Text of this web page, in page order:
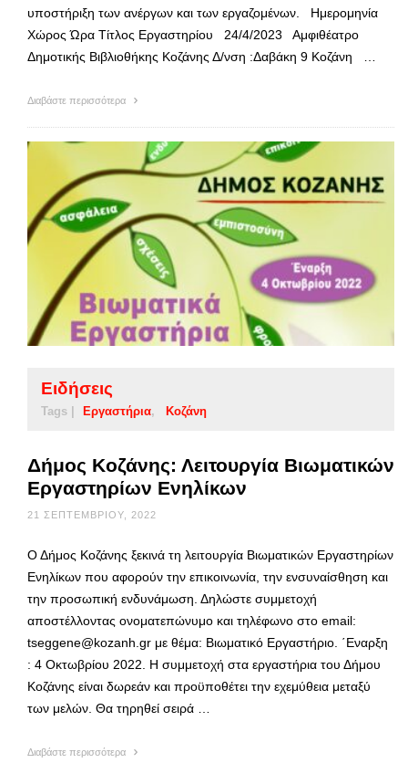
υποστήριξη των ανέργων και των εργαζομένων. Ημερομηνία
Χώρος Ώρα Τίτλος Εργαστηρίου 24/4/2023 Αμφιθέατρο
Δημοτικής Βιβλιοθήκης Κοζάνης Δ/νση :Δαβάκη 9 Κοζάνη …
Διαβάστε περισσότερα
Ειδήσεις
Tags | Εργαστήρια Κοζάνη
Δήμος Κοζάνης: Λειτουργία Βιωματικών
Εργαστηρίων Ενηλίκων
21 ΣΕΠΤΕΜΒΡΊΟΥ, 2022
Ο Δήμος Κοζάνης ξεκινά τη λειτουργία Βιωματικών Εργαστηρίων
Ενηλίκων που αφορούν την επικοινωνία, την ενσυναίσθηση και
την προσωπική ενδυνάμωση. Δηλώστε συμμετοχή
αποστέλλοντας ονοματεπώνυμο και τηλέφωνο στο email:
tseggene@kozanh.gr με θέμα: Βιωματικό Εργαστήριο. ΄Εναρξη
: 4 Οκτωβρίου 2022. Η συμμετοχή στα εργαστήρια του Δήμου
Κοζάνης είναι δωρεάν και προϋποθέτει την εχεμύθεια μεταξύ
των μελών. Θα τηρηθεί σειρά …
Διαβάστε περισσότερα